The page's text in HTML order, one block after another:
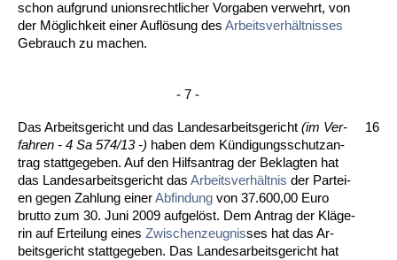
schon auf­grund uni­ons­recht­li­cher Vor­ga­ben ver­wehrt, von
der Möglich­keit ei­ner Auflösung des Ar­beits­verhält­nis­ses
Ge­brauch zu ma­chen.
- 7 -
Das Ar­beits­ge­richt und das Lan­des­ar­beits­ge­richt (im Ver­
fah­ren - 4 Sa 574/13 -) ha­ben dem Kündi­gungs­schutz­an­
trag statt­ge­ge­ben. Auf den Hilfs­an­trag der Be­klag­ten hat
das Lan­des­ar­beits­ge­richt das Ar­beits­verhält­nis der Par­tei­
en ge­gen Zah­lung ei­nerAb­fin­dung von 37.600,00 Eu­ro
brut­to zum 30. Ju­ni 2009 auf­gelöst. Dem An­trag der Kläge­
rin auf Er­tei­lung ei­nes Zwi­schen­zeug­nis­ses hat das Ar­
beits­ge­richt statt­ge­ge­ben. Das Lan­des­ar­beits­ge­richt hat
16